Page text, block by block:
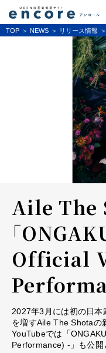
TOP NEWS リリース情報
Aile The
｢
Official
2027年3月には初の日本
を増すAile The Shotaの
YouTubeでは「
Performance) -」も公開